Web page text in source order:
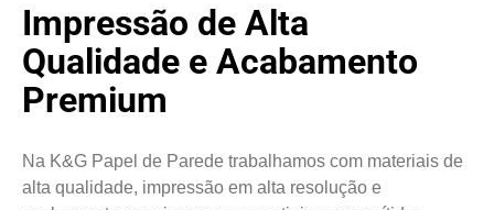
Impressão de Alta
Qualidade e Acabamento
Premium
Na K&G Papel de Parede trabalhamos com materiais de
alta qualidade, impressão em alta resolução e